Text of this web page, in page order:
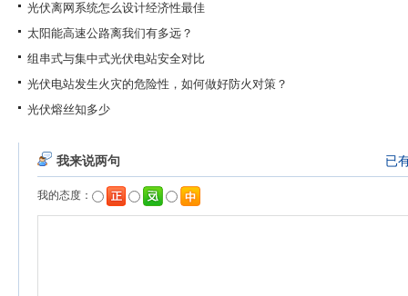
光伏离网系统怎么设计经济性最佳
太阳能高速公路离我们有多远？
组串式与集中式光伏电站安全对比
光伏电站发生火灾的危险性，如何做好防火对策？
光伏熔丝知多少